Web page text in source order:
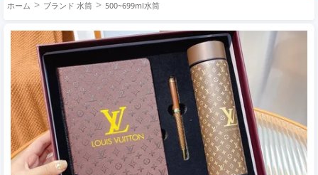
ホーム ブランド 水筒 500~699ml水筒